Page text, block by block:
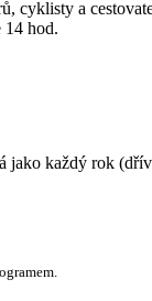
cyklisty a
14 hod.
jako každý rok